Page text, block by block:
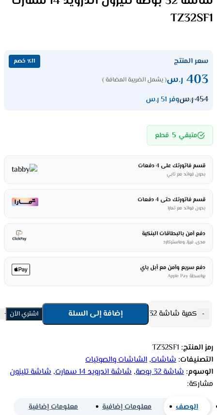
TZ32SF1
سعر المنتج ٪11 خصم
403 ر.س( يشمل الضريبة المضافة )
454ر.سوفر 51 ر.س
متبقي 5 قطع
قسم فاتورتك على 4 دفعات
بدون فوائد مع تابي
قسم فاتورتك حتى 4 دفعات
بدون فوائد مع تمارا
دفع آمن بالبطاقات البنكية
مدى، فيزا، وماستركارد
دفع سريع وآمن مع أبل باي
بواسطة Apple Pay
- كمية شاشة 32 بوصة تليزون اندرويد 14 سمارت TZ32SF1 + إضافة إلى السلة اشتري الأن
رمز المنتج: TZ32SF1
التصنيفات: شاشات, الشاشات والصوتيات
الوسوم: شاشة 32 بوصة , شاشة اندرويد 14 سمارت , شاشة تليزون
مشاركة:
الوصف معلومات إضافية معلومات إضافية